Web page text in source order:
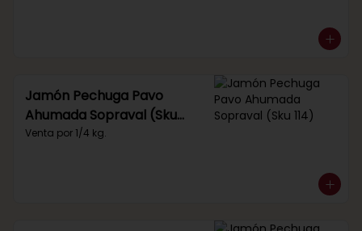
Jamón Pechuga Pavo
Ahumada Sopraval (Sku
114)
Venta por 1/4 kg.